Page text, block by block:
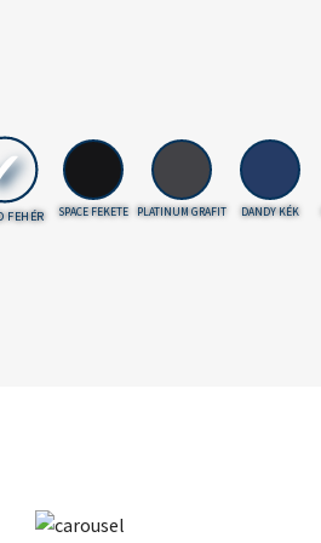
FEHÉR SPACE FEKETE PLATINUM GRAFIT DANDY KÉK